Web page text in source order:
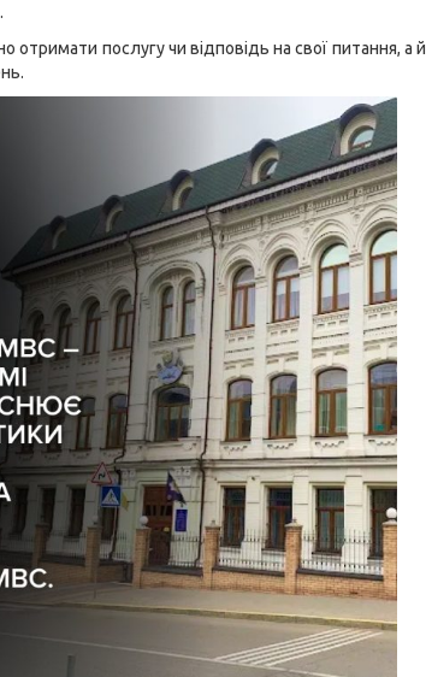
послугу чи відповідь на свої питання, а й